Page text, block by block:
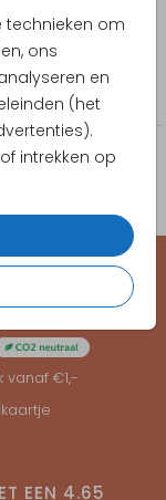
technieken om
ons
en
(het
intrekken op
vanaf €1,-
EEN 4.65